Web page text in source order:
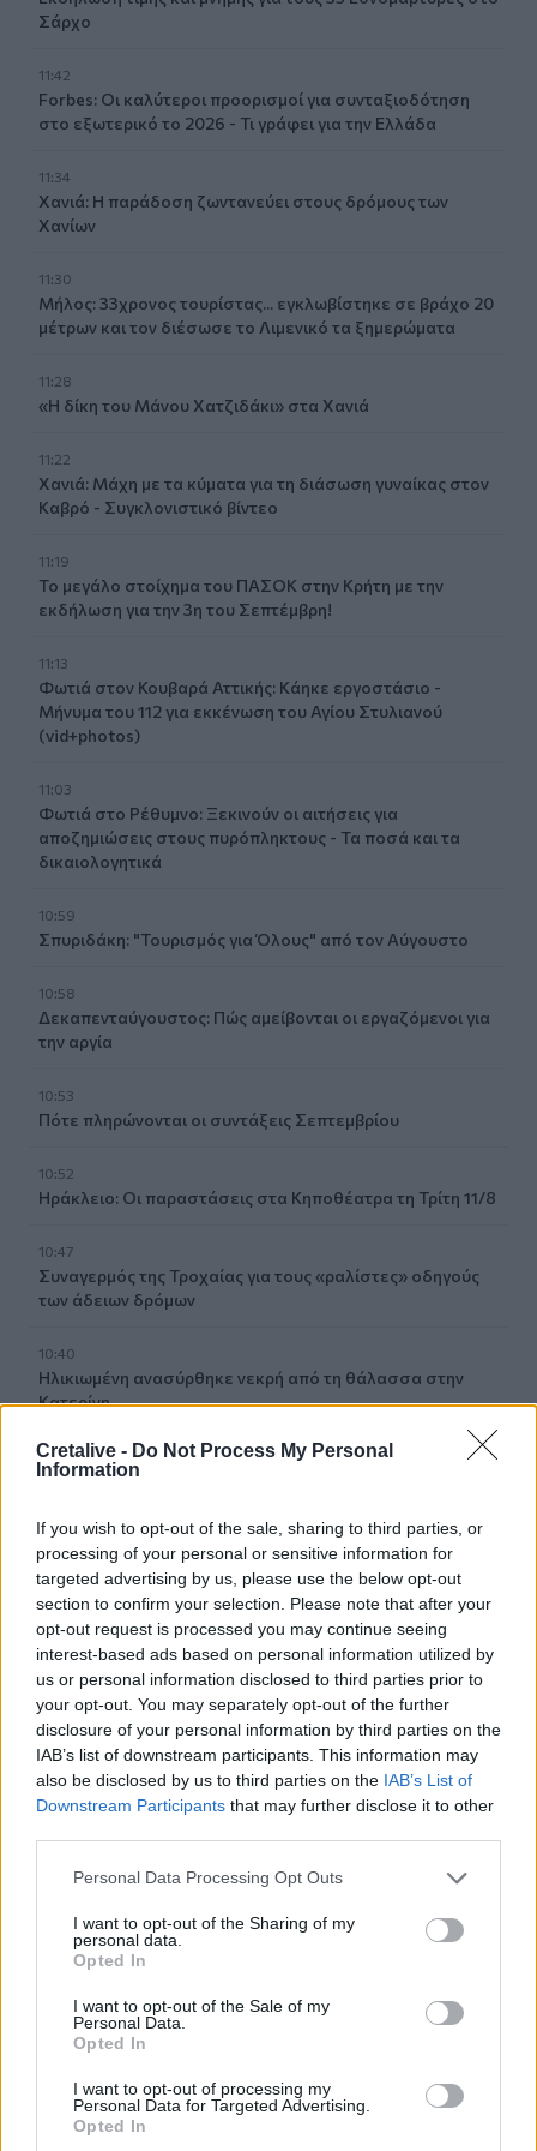
Cretalive - Do Not Process My Personal
Information
If you wish to opt-out of the sale, sharing to third parties, or
processing of your personal or sensitive information for
targeted advertising by us, please use the below opt-out
section to confirm your selection. Please note that after your
opt-out request is processed you may continue seeing
interest-based ads based on personal information utilized by
us or personal information disclosed to third parties prior to
your opt-out. You may separately opt-out of the further
disclosure of your personal information by third parties on the
IAB’s list of downstream participants. This information may
also be disclosed by us to third parties on the IAB’s List of
Downstream Participants that may further disclose it to other
Personal Data Processing Opt Outs
I want to opt-out of the Sharing of my
personal data.
Opted In
I want to opt-out of the Sale of my
Personal Data.
Opted In
I want to opt-out of processing my
Personal Data for Targeted Advertising.
Opted In
Σάρχο
11:42
Forbes: Οι καλύτεροι προορισμοί για συνταξιοδότηση
στο εξωτερικό το 2026 - Τι γράφει για την Ελλάδα
11:34
Χανιά: Η παράδοση ζωντανεύει στους δρόμους των
Χανίων
11:30
Μήλος: 33χρονος τουρίστας... εγκλωβίστηκε σε βράχο 20
μέτρων και τον διέσωσε το Λιμενικό τα ξημερώματα
11:28
«Η δίκη του Μάνου Χατζιδάκι» στα Χανιά
11:22
Χανιά: Μάχη με τα κύματα για τη διάσωση γυναίκας στον
Καβρό - Συγκλονιστικό βίντεο
11:19
Το μεγάλο στοίχημα του ΠΑΣΟΚ στην Κρήτη με την
εκδήλωση για την 3η του Σεπτέμβρη!
11:13
Φωτιά στον Κουβαρά Αττικής: Κάηκε εργοστάσιο -
Μήνυμα του 112 για εκκένωση του Αγίου Στυλιανού
(vid+photos)
11:03
Φωτιά στο Ρέθυμνο: Ξεκινούν οι αιτήσεις για
αποζημιώσεις στους πυρόπληκτους - Τα ποσά και τα
δικαιολογητικά
10:59
Σπυριδάκη: "Τουρισμός για Όλους" από τον Αύγουστο
10:58
Δεκαπενταύγουστος: Πώς αμείβονται οι εργαζόμενοι για
την αργία
10:53
Πότε πληρώνονται οι συντάξεις Σεπτεμβρίου
10:52
Ηράκλειο: Οι παραστάσεις στα Κηποθέατρα τη Τρίτη 11/8
10:47
Συναγερμός της Τροχαίας για τους «ραλίστες» οδηγούς
των άδειων δρόμων
10:40
Ηλικιωμένη ανασύρθηκε νεκρή από τη θάλασσα στην
Κατερίνη
10:33
«Σαλπάρουμε για Γυμνάσιο!» από το ΚΕΣΑΝ Ηρακλείου
10:32
Κατερίνα Παπουτσάκη: Η καλοκαιρινή «πασαρέλα» με
μαγιό και τα αποθεωτικά σχόλια
ΠΕΡΙΣΣΟΤΕΡΑ
ΣΧΕΤΙΚA AΡΘΡΑ
Πάτρα: Παιδί 2,5 χρόνων έπεσε από μπαλκόνι - Δέντρο
ΕΛΛAΔΑ 11:53
από μπαλκόνι - Δέντρο του
Μήλος: 33χρονος τουρίστας... εγκλωβίστηκε σε βράχο
εγκλωβίστηκε σε βράχο 20
μέτρων και τον διέσωσε το